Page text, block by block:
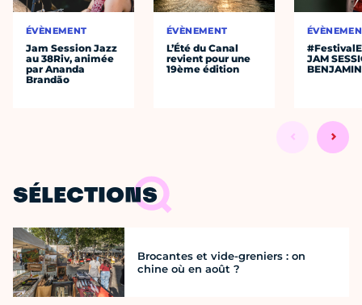
ÉVÈNEMENT
Jam Session Jazz
au 38Riv, animée
par Ananda
Brandão
ÉVÈNEMENT
L’Été du Canal
revient pour une
19ème édition
JAM
SÉLECTIONS
Brocantes et vide-greniers : on
chine où en août ?